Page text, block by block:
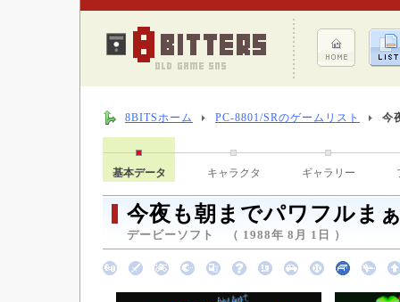
8BITSホーム PC-8801/SRのゲームリスト 今
基本データ キャラクタ ギャラリー
今夜も朝までパワフルま
デービーソフト （ 1988年 8月 1日 ）